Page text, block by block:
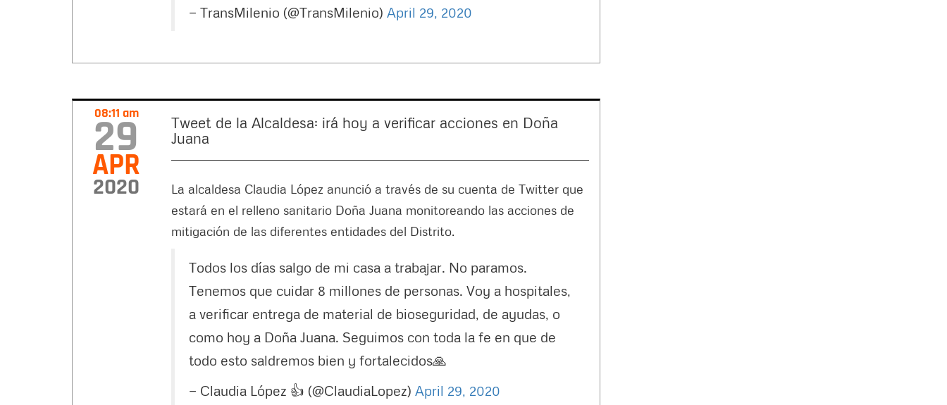
— TransMilenio (@TransMilenio) April 29, 2020
08:11 am
29
APR
2020
Tweet de la Alcaldesa: irá hoy a verificar acciones en Doña
Juana
La alcaldesa Claudia López anunció a través de su cuenta de Twitter que
estará en el relleno sanitario Doña Juana monitoreando las acciones de
mitigación de las diferentes entidades del Distrito.
Todos los días salgo de mi casa a trabajar. No paramos.
Tenemos que cuidar 8 millones de personas. Voy a hospitales,
a verificar entrega de material de bioseguridad, de ayudas, o
como hoy a Doña Juana. Seguimos con toda la fe en que de
todo esto saldremos bien y fortalecidos🙏
— Claudia López 👍 (@ClaudiaLopez) April 29, 2020